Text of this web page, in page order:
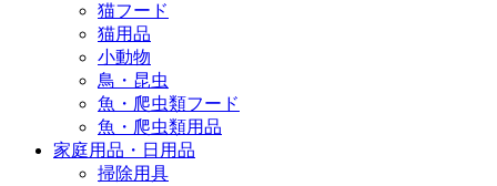
猫フード
猫用品
小動物
鳥・昆虫
魚・爬虫類フード
魚・爬虫類用品
家庭用品・日用品
掃除用具